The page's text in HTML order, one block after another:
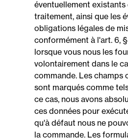
éventuellement existants
traitement, ainsi que les
obligations légales de
conformément à l'art. 6, §
lorsque vous nous les
volontairement dans le
commande. Les champs
sont marqués comme
ce cas, nous avons
ces données pour
qu'à défaut nous ne
la commande. Les